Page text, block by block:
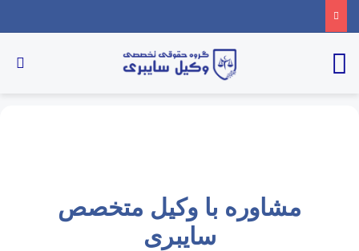
مشاوره با وکیل متخصص
سایبری